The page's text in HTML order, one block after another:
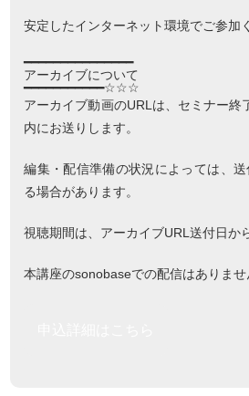
安定したインターネット環境でご参加
━━━━━━━━━━━━━━━
アーカイブについて
━━━━━━━━━━━☆☆☆
アーカイブ動画のURLは、セミナー終
内にお送りします。
編集・配信準備の状況によっては、
る場合があります。
視聴期間は、アーカイブURL送付日か
本講座のsonobaseでの配信はありませ